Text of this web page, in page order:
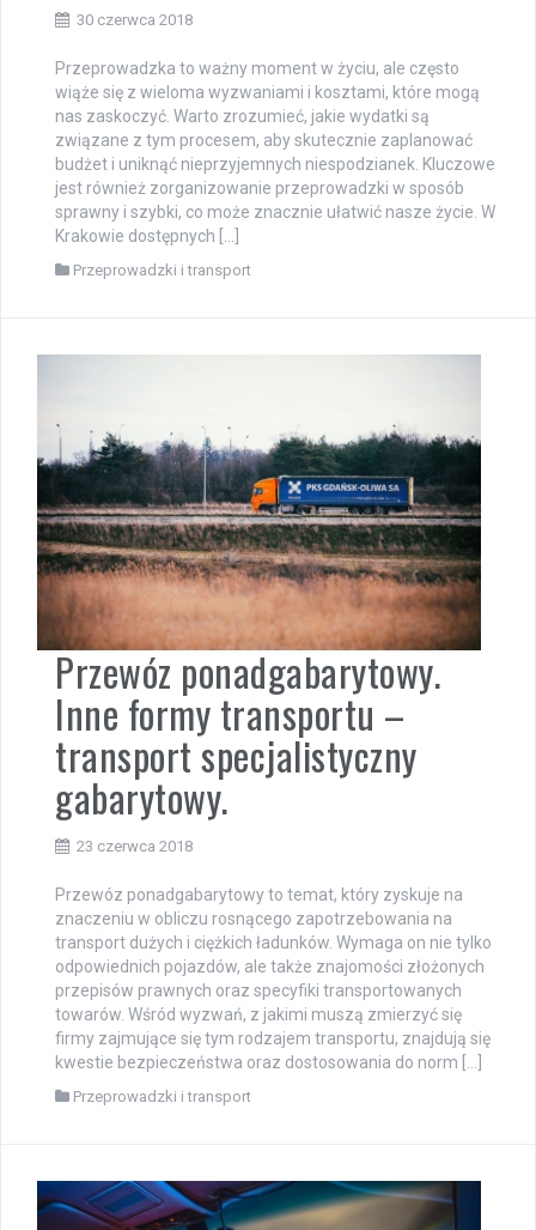
30 czerwca 2018
Przeprowadzka to ważny moment w życiu, ale często
wiąże się z wieloma wyzwaniami i kosztami, które mogą
nas zaskoczyć. Warto zrozumieć, jakie wydatki są
związane z tym procesem, aby skutecznie zaplanować
budżet i uniknąć nieprzyjemnych niespodzianek. Kluczowe
jest również zorganizowanie przeprowadzki w sposób
sprawny i szybki, co może znacznie ułatwić nasze życie. W
Krakowie dostępnych […]
Przeprowadzki i transport
Przewóz ponadgabarytowy.
Inne formy transportu –
transport specjalistyczny
gabarytowy.
23 czerwca 2018
Przewóz ponadgabarytowy to temat, który zyskuje na
znaczeniu w obliczu rosnącego zapotrzebowania na
transport dużych i ciężkich ładunków. Wymaga on nie tylko
odpowiednich pojazdów, ale także znajomości złożonych
przepisów prawnych oraz specyfiki transportowanych
towarów. Wśród wyzwań, z jakimi muszą zmierzyć się
firmy zajmujące się tym rodzajem transportu, znajdują się
kwestie bezpieczeństwa oraz dostosowania do norm […]
Przeprowadzki i transport